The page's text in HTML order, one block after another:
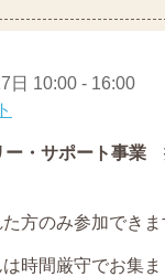
日 10:00 - 16:00
ー・サポート事業
方のみ参加できま
時間厳守でお集ま